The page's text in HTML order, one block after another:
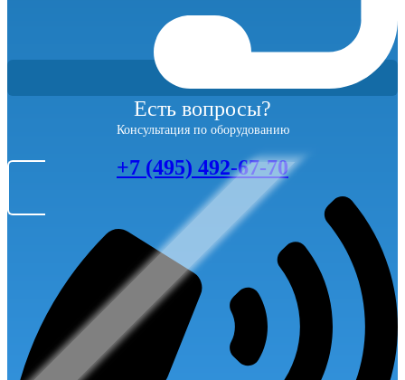
Есть вопросы?
Консультация по оборудованию
+7 (495) 492-67-70